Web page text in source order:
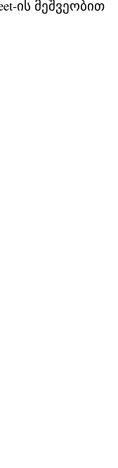
ის მეშვეობით